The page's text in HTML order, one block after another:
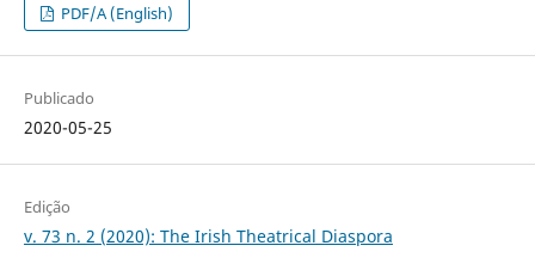
PDF/A (English)
Publicado
2020-05-25
Edição
v. 73 n. 2 (2020): The Irish Theatrical Diaspora